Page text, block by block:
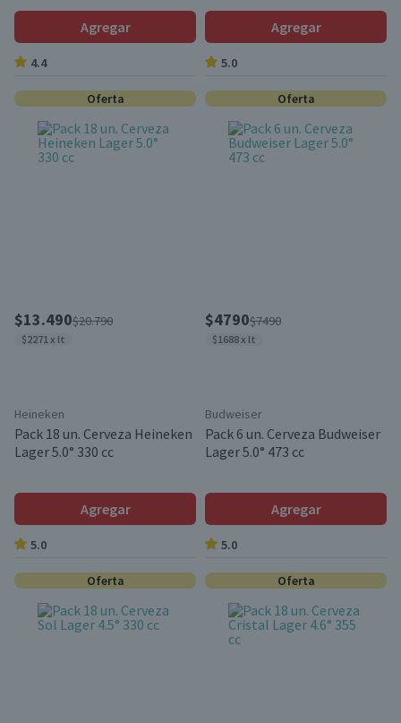
Agregar
4.4
Agregar
5.0
Oferta
$13.490$20.790
$2271 x lt
Heineken
Pack 18 un. Cerveza Heineken
Lager 5.0° 330 cc
Agregar
5.0
Oferta
$4790$7490
$1688 x lt
Budweiser
Pack 6 un. Cerveza Budweiser
Lager 5.0° 473 cc
Agregar
5.0
Oferta Oferta